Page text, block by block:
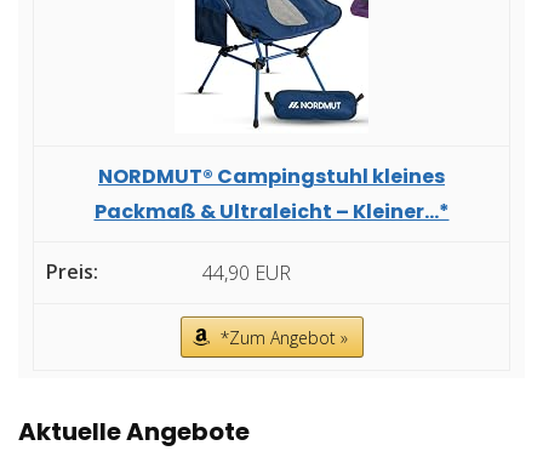
NORDMUT® Campingstuhl kleines
Packmaß & Ultraleicht – Kleiner...*
44,90 EUR
*Zum Angebot »
Aktuelle Angebote